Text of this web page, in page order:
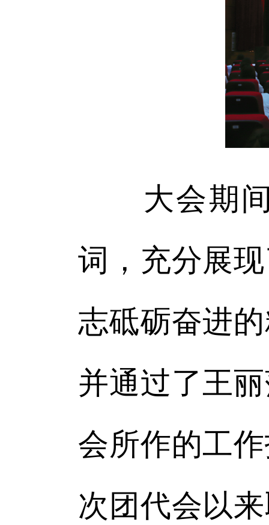
大会期间
词，充分展
志砥砺奋进
并通过了王
会所作的工
次团代会以